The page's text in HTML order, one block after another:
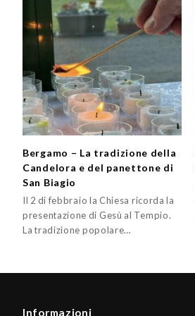
Bergamo – La tradizione della
Candelora e del panettone di
San Biagio
Il 2 di febbraio la Chiesa ricorda la
presentazione di Gesù al Tempio.
La tradizione popolare…
Informazioni